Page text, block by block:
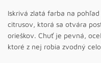
Iskrivá zlatá farba na
citrusov, ktorá sa otvára
orieškov. Chuť je pevná,
ktoré z nej robia zvodný